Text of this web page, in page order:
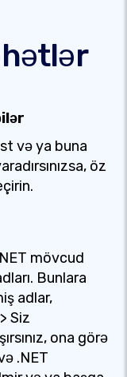
və ya buna
öz
mövcud
Bunlara
adlar,
Siz
ona görə
.NET